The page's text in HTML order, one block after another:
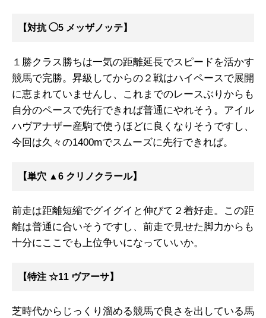
【対抗 ◯5 メッザノッテ】
１勝クラス勝ちは一気の距離延長でスピードを活かす
競馬で完勝。昇級してからの２戦はハイペースで展開
に恵まれていませんし、これまでのレースぶりからも
自分のペースで先行できれば普通にやれそう。アイル
ハヴアナザー産駒で使うほどに良くなりそうですし、
今回は久々の1400mでスムーズに先行できれば。
【単穴 ▲6 クリノクラール】
前走は距離短縮でグイグイと伸びて２着好走。この距
離は普通に合いそうですし、前走で見せた脚力からも
十分にここでも上位争いになっていいか。
【特注 ☆11 ヴアーサ】
芝時代からじっくり溜める競馬で良さを出している馬